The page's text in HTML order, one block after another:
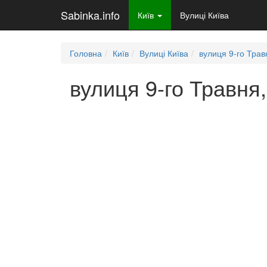
Sabinka.info Київ Вулиці Київа
Головна Київ Вулиці Київа вулиця 9-го
вулиця 9-го